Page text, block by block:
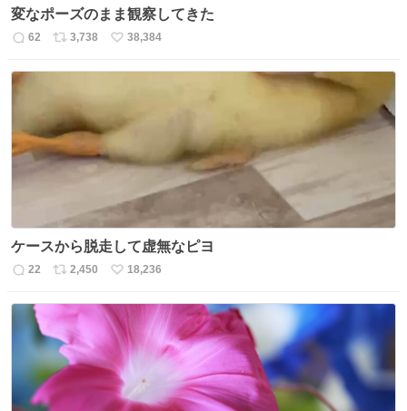
変なポーズのまま観察してきた
返
数
62
リ
数
3,738
い
38,384
ケースから脱走して虚無なピヨ
返
22
リ
ト
数
2,450
い
ね
数
18,236